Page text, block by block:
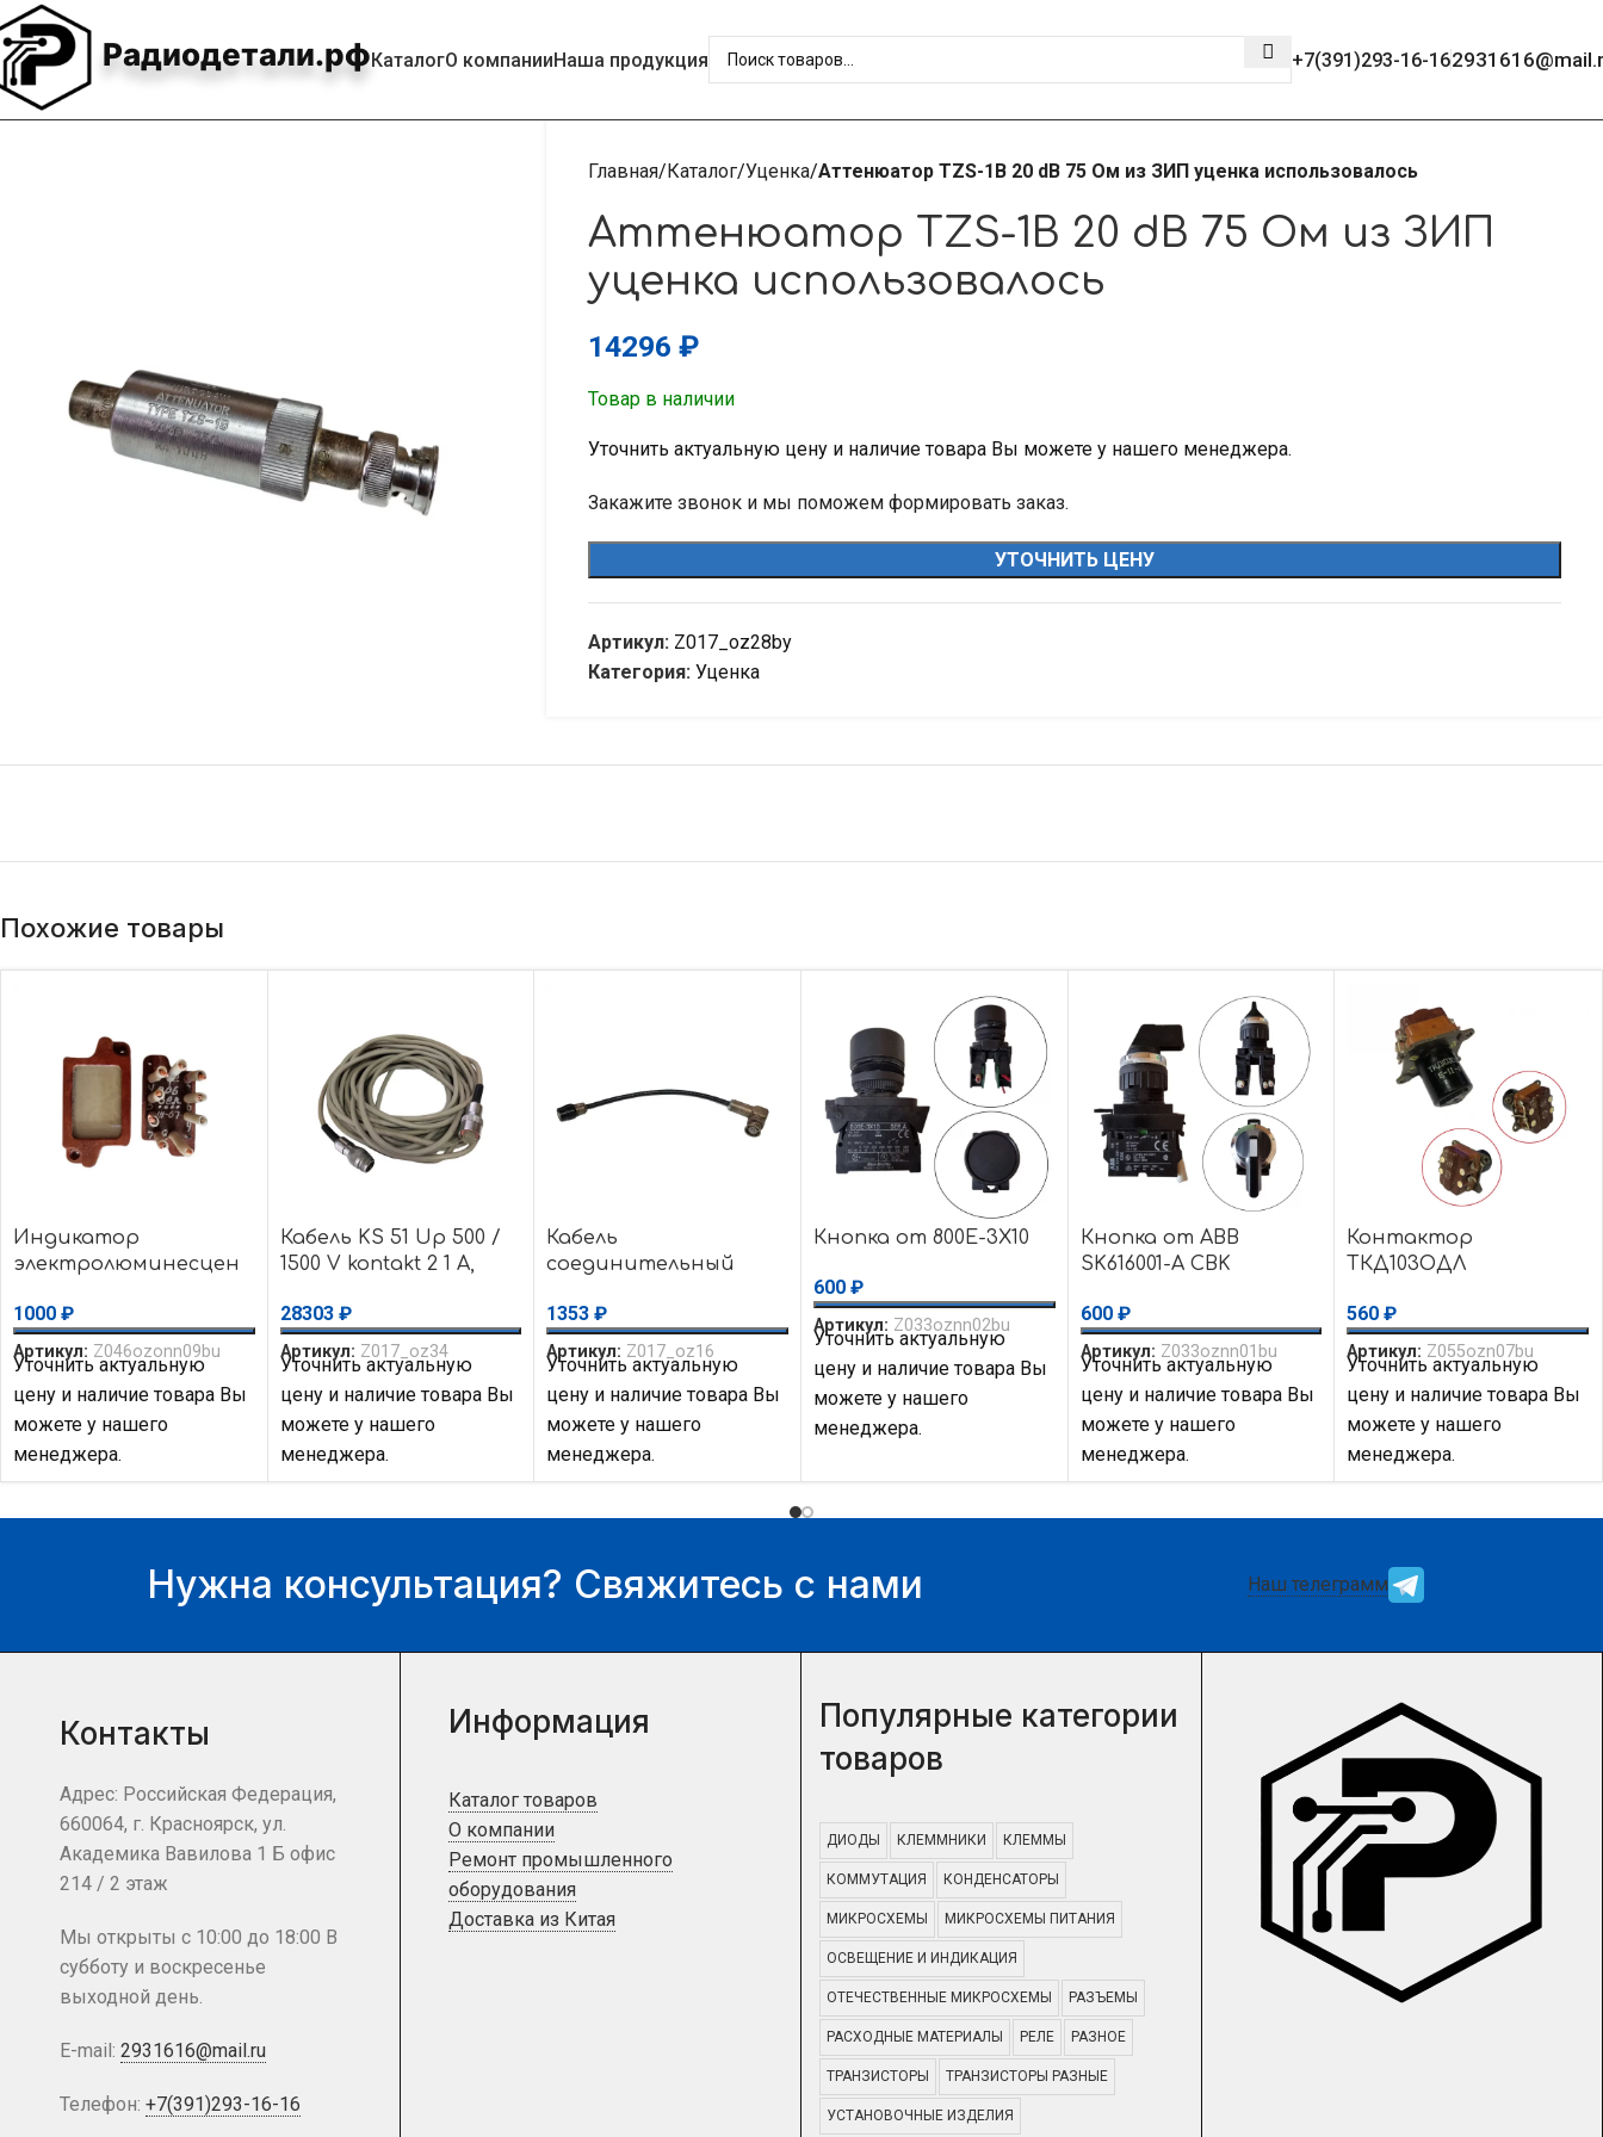
Радиодетали.рфКаталогО компанииНаша продукция +7(391)293-16-16
Главная Каталог Уценка Аттенюатор TZS-1B 20 dB 75 Ом из ЗИП уценка использовалось
Аттенюатор TZS-1B 20 dB 75 Ом из ЗИП
уценка использовалось
14296 ₽
Товар в наличии
Уточнить актуальную цену и наличие товара Вы можете у нашего менеджера.
Закажите звонок и мы поможем формировать заказ.
УТОЧНИТЬ ЦЕНУ
Артикул: Z017_oz28by
Категория: Уценка
Похожие товары
Индикатор
электролюминесцен
1000 ₽
Артикул: Z046ozonn09bu
Уточнить актуальную
цену и наличие товара Вы
можете у нашего
менеджера.
Кабель KS 51 Up 500 /
1500 V kontakt 2 1 A,
28303 ₽
Артикул: Z017_oz34
Уточнить актуальную
цену и наличие товара Вы
можете у нашего
менеджера.
Кабель
соединительный
прямой BNC-50/W2 50
Ом папа, 20 см
1353₽
Артикул: Z017_oz16
Уточнить актуальную
цену и наличие товара Вы
можете у нашего
менеджера.
Кнопка от 800E-3X10
600 ₽
Артикул: Z033oznn02bu
Уточнить актуальную
цену и наличие товара Вы
можете у нашего
менеджера.
Кнопка от ABB
SK616001-A CBK
600 ₽
Артикул: Z033oznn01bu
Уточнить актуальную
цену и наличие товара Вы
можете у нашего
менеджера.
Контактор
ТКД103ОДЛ
560₽
Артикул: Z055ozn07bu
Уточнить актуальную
цену и наличие товара Вы
можете у нашего
менеджера.
Нужна консультация? Свяжитесь с нами Наш телеграмм
Контакты
Адрес: Российская Федерация,
660064, г. Красноярск, ул.
Академика Вавилова 1 Б офис
214 / 2 этаж
Мы открыты с 10:00 до 18:00 В
субботу и воскресенье
выходной день.
E-mail: 2931616@mail.ru
Телефон: +7(391)293-16-16
Информация
Каталог товаров
О компании
Ремонт промышленного
оборудования
Доставка из Китая
Популярные категории
товаров
ДИОДЫ КЛЕММНИКИ КЛЕММЫ
КОММУТАЦИЯ КОНДЕНСАТОРЫ
МИКРОСХЕМЫ МИКРОСХЕМЫ ПИТАНИЯ
ОСВЕЩЕНИЕ И ИНДИКАЦИЯ
ОТЕЧЕСТВЕННЫЕ МИКРОСХЕМЫ РАЗЪЕМЫ
РАСХОДНЫЕ МАТЕРИАЛЫ РЕЛЕ РАЗНОЕ
ТРАНЗИСТОРЫ ТРАНЗИСТОРЫ РАЗНЫЕ
УСТАНОВОЧНЫЕ ИЗДЕЛИЯ